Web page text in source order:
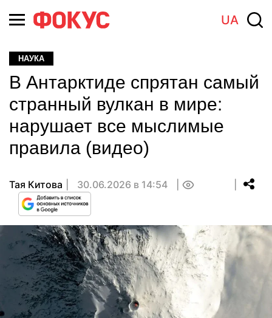
UA
НАУКА
В Антарктиде спрятан самый
странный вулкан в мире:
нарушает все мыслимые
правила (видео)
Тая Китова 30.06.2026 в 14:54